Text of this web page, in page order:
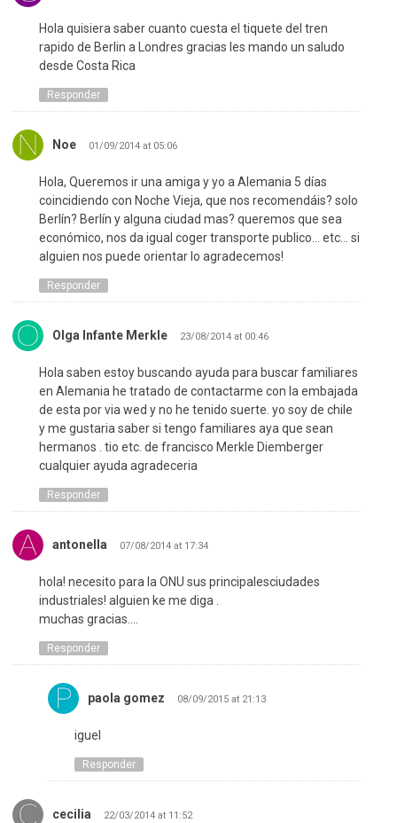
Hola quisiera saber cuanto cuesta el tiquete del tren
rapido de Berlin a Londres gracias les mando un saludo
desde Costa Rica
Responder
Noe 01/09/2014 at 05:06
Hola, Queremos ir una amiga y yo a Alemania 5 días
coincidiendo con Noche Vieja, que nos recomendáis? solo
Berlín? Berlín y alguna ciudad mas? queremos que sea
económico, nos da igual coger transporte publico… etc… si
alguien nos puede orientar lo agradecemos!
Responder
Olga Infante Merkle 23/08/2014 at 00:46
Hola saben estoy buscando ayuda para buscar familiares
en Alemania he tratado de contactarme con la embajada
de esta por via wed y no he tenido suerte. yo soy de chile
y me gustaria saber si tengo familiares aya que sean
hermanos . tio etc. de francisco Merkle Diemberger
cualquier ayuda agradeceria
Responder
antonella 07/08/2014 at 17:34
hola! necesito para la ONU sus principalesciudades
industriales! alguien ke me diga .
muchas gracias….
Responder
paola gomez 08/09/2015 at 21:13
iguel
Responder
cecilia 22/03/2014 at 11:52